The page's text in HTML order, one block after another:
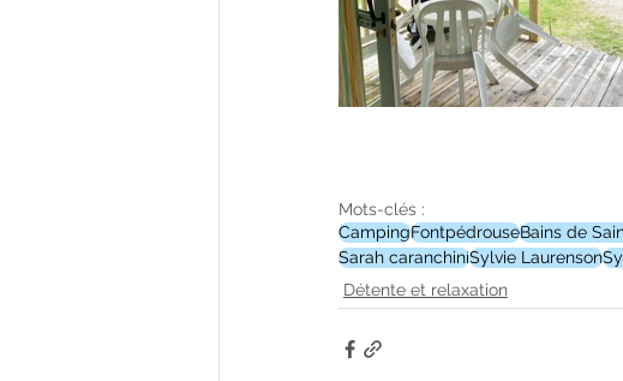
Mots-clés :
CampingFontpédrouseBains de
Sarah caranchiniSylvie Laurenson
Détente et relaxation